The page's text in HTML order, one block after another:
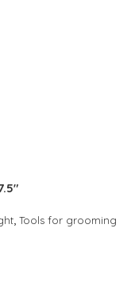
Tools for grooming